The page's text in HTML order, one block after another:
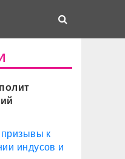
к
индусов и